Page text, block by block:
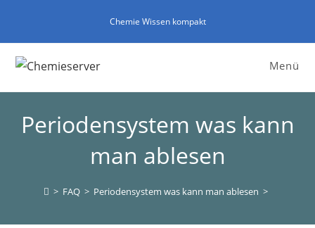
springen
Chemie Wissen kompakt
Menü
Periodensystem was kann
man ablesen
> FAQ > Periodensystem was kann man ablesen >